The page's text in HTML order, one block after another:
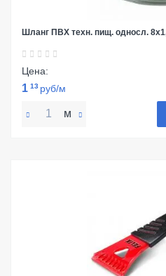
Шланг ПВХ техн. пищ. односл.
Цена:
1 13 руб/м
м